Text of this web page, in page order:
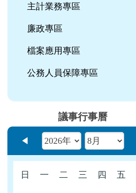
主計業務專區
廉政專區
檔案應用專區
公務人員保障專區
議事行事曆
上個月
日 一 二 三 四 五